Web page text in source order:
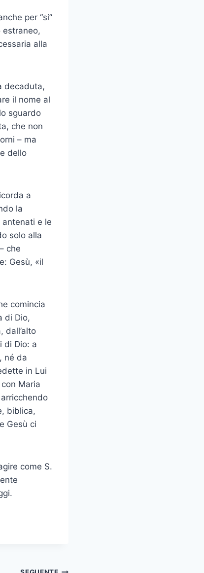
per “si”
estraneo,
alla
deca­duta,
il nome al
sguardo
che non
– ma
dello
a
la
e le
solo alla
che
Gesù, «il
comincia
di Dio,
dall’alto
di Dio: a
né da
in Lui
Maria
biblica,
Gesù ci
come S.